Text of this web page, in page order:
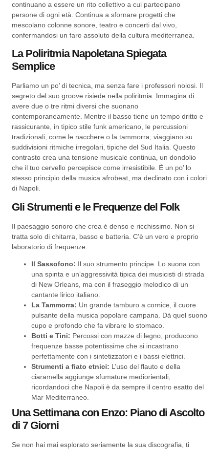
continuano a essere un rito collettivo a cui partecipano
persone di ogni età. Continua a sfornare progetti che
mescolano colonne sonore, teatro e concerti dal vivo,
confermandosi un faro assoluto della cultura mediterranea.
La Poliritmia Napoletana Spiegata
Semplice
Parliamo un po’ di tecnica, ma senza fare i professori noiosi. Il
segreto del suo groove risiede nella poliritmia. Immagina di
avere due o tre ritmi diversi che suonano
contemporaneamente. Mentre il basso tiene un tempo dritto e
rassicurante, in tipico stile funk americano, le percussioni
tradizionali, come le nacchere o la tammorra, viaggiano su
suddivisioni ritmiche irregolari, tipiche del Sud Italia. Questo
contrasto crea una tensione musicale continua, un dondolio
che il tuo cervello percepisce come irresistibile. È un po’ lo
stesso principio della musica afrobeat, ma declinato con i colori
di Napoli.
Gli Strumenti e le Frequenze del Folk
Il paesaggio sonoro che crea è denso e ricchissimo. Non si
tratta solo di chitarra, basso e batteria. C’è un vero e proprio
laboratorio di frequenze.
Il Sassofono: Il suo strumento principe. Lo suona con
una spinta e un’aggressività tipica dei musicisti di strada
di New Orleans, ma con il fraseggio melodico di un
cantante lirico italiano.
La Tammorra: Un grande tamburo a cornice, il cuore
pulsante della musica popolare campana. Dà quel suono
cupo e profondo che fa vibrare lo stomaco.
Botti e Tini: Percossi con mazze di legno, producono
frequenze basse potentissime che si incastrano
perfettamente con i sintetizzatori e i bassi elettrici.
Strumenti a fiato etnici: L’uso del flauto e della
ciaramella aggiunge sfumature mediorientali,
ricordandoci che Napoli è da sempre il centro esatto del
Mar Mediterraneo.
Una Settimana con Enzo: Piano di Ascolto
di 7 Giorni
Se non hai mai esplorato seriamente la sua discografia, ti